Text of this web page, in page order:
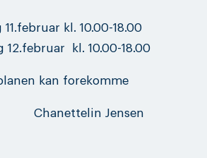
kl. 10.00-18.00
12.februar kl. 10.00-18.00
kan forekomme
Chanettelin Jensen